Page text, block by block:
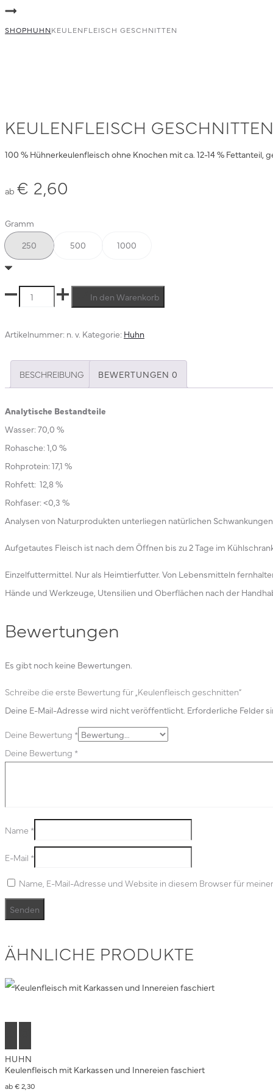
navigation
Keulenfleisch
mit
SHOPHUHNKEULENFLEISCH GESCHNITTEN
KEULENFLEISCH GESCHNITTEN
100 % Hühnerkeulenfleisch ohne Knochen mit ca. 12-14 %
ab € 2,60
Gramm
250
500 1000
Keulenfleisch
Menge
In den Warenkorb
Artikelnummer: n. v. Kategorie: Huhn
BESCHREIBUNG BEWERTUNGEN 0
Analytische Bestandteile
Wasser: 70,0 %
Rohasche: 1,0 %
Rohprotein: 17,1 %
Rohfett: 12,8 %
Rohfaser: <0,3 %
Analysen von Naturprodukten unterliegen natürlichen
Aufgetautes Fleisch ist nach dem Öffnen bis zu 2 Tage im
Einzelfuttermittel. Nur als Heimtierfutter. Von Lebensmitteln
Hände und Werkzeuge, Utensilien und Oberflächen nach der
Bewertungen
Es gibt noch keine Bewertungen.
Schreibe die erste Bewertung für „Keulenfleisch geschnitten“
Deine E-Mail-Adresse wird nicht veröffentlicht. Erforderliche Felder
Deine Bewertung *
Deine Bewertung *
Name *
E-Mail *
Name, E-Mail-Adresse und Website in diesem Browser für
ÄHNLICHE PRODUKTE
wählen
Dieses
weist
mehrere
HUHN
Keulenfleisch mit Karkassen und Innereien faschiert
ab€2,30